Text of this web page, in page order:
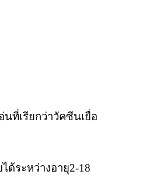
ที่เรียกว่าวัคซีนเยื่อ
ด้ระหว่างอายุ2-18